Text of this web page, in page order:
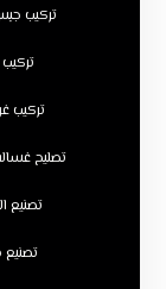
تركيب
تركيب
تصليح
تصنيع